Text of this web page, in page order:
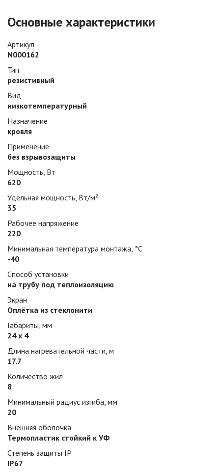
Основные характеристики
Артикул
N000162
Тип
резистивный
Вид
низкотемпературный
Назначение
кровля
Применение
без взрывозащиты
Мощность, Вт
620
Удельная мощность, Вт/м²
35
Рабочее напряжение
220
Минимальная температура монтажа, °С
-40
Способ установки
на трубу под теплоизоляцию
Экран
Оплётка из стеклонити
Габариты, мм
24 х 4
Длина нагревательной части, м
17.7
Количество жил
8
Минимальный радиус изгиба, мм
20
Внешняя оболочка
Термопластик стойкий к УФ
Степень защиты IP
IP67